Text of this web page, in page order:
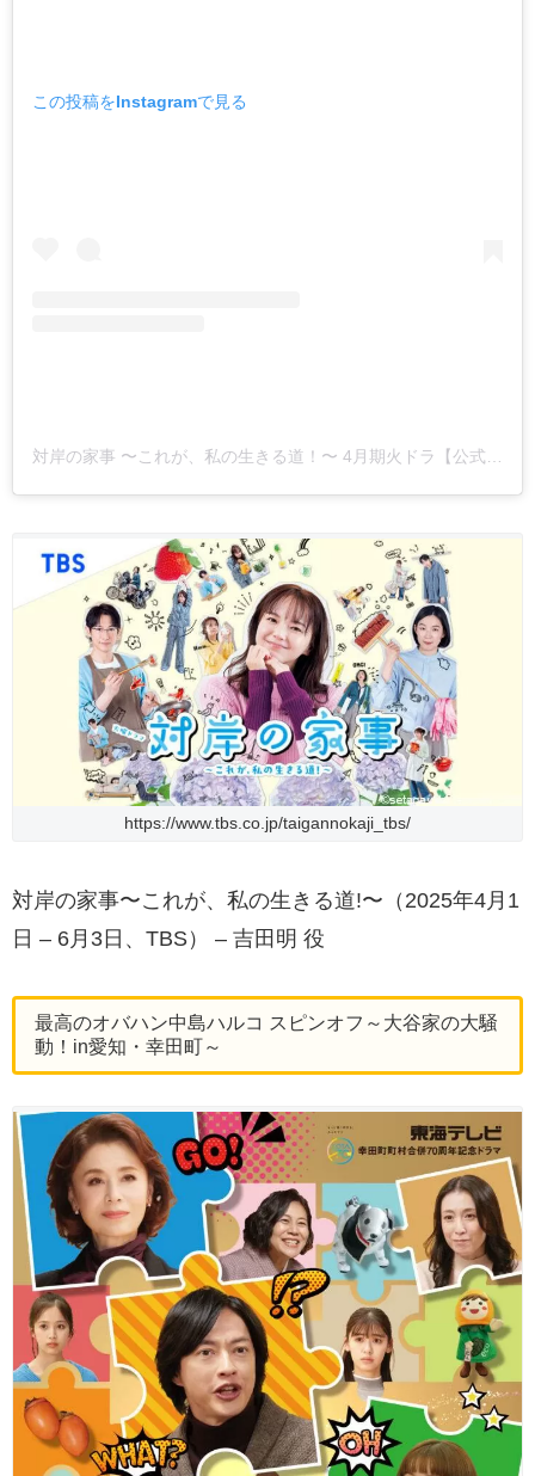
この投稿をInstagramで見る
https://www.tbs.co.jp/taigannokaji_tbs/
対岸の家事〜これが、私の生きる道!〜（2025年4月1
日 – 6月3日、TBS） – 吉田明 役
最高のオバハン中島ハルコ スピンオフ～大谷家の大騒
動！in愛知・幸田町～